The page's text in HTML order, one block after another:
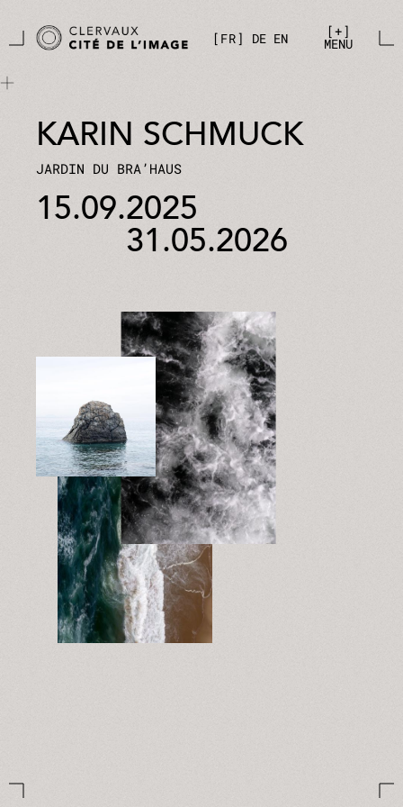
FR
DE EN +
MENU
KARIN SCHMUCK
JARDIN DU BRA’HAUS
15.09.2025
31.05.2026